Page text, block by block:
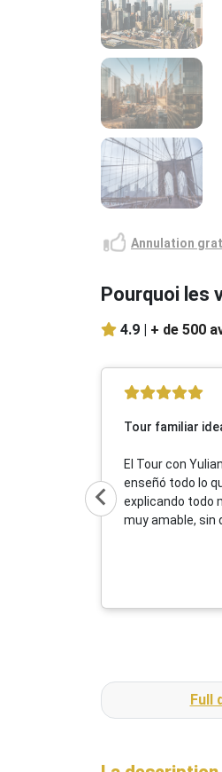
Annulation
Pourquoi les
4.9 | + de 500
Tour familiar
El Tour con
enseñó todo lo
explicando todo
muy amable, sin
Full